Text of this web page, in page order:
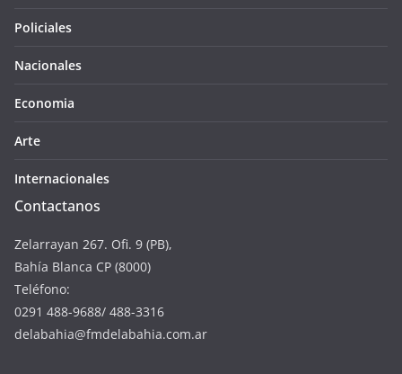
Policiales
Nacionales
Economia
Arte
Internacionales
Contactanos
Zelarrayan 267. Ofi. 9 (PB),
Bahía Blanca CP (8000)
Teléfono:
0291 488-9688/ 488-3316
delabahia@fmdelabahia.com.ar